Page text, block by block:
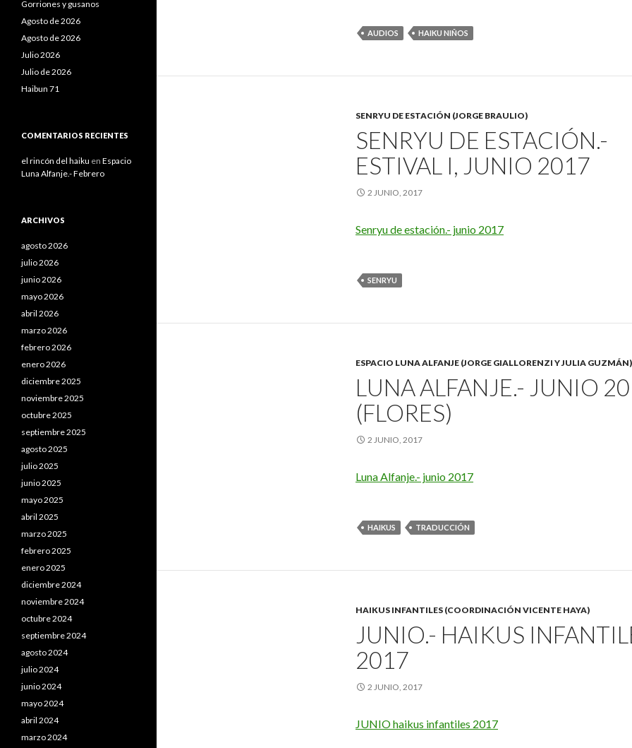
AUDIOS HAIKU NIÑOS
SENRYU DE ESTACIÓN (JORGE BRAULIO)
SENRYU DE ESTACIÓN.-
ESTIVAL I, JUNIO 2017
2 JUNIO, 2017
Senryu de estación.- junio 2017
SENRYU
ESPACIO LUNA ALFANJE (JORGE GIALLORENZI Y JULIA GUZMÁN)
LUNA ALFANJE.- JUNIO
(FLORES)
2 JUNIO, 2017
Luna Alfanje.- junio 2017
HAIKUS TRADUCCIÓN
HAIKUS INFANTILES (COORDINACIÓN VICENTE HAYA)
JUNIO.- HAIKUS
2017
2 JUNIO, 2017
JUNIO haikus infantiles 2017
Gorriones y gusanos
Agosto de 2026
Agosto de 2026
Julio 2026
Julio de 2026
Haibun 71
COMENTARIOS RECIENTES
el rincón del haiku en Espacio
Luna Alfanje.- Febrero
ARCHIVOS
agosto 2026
julio 2026
junio 2026
mayo 2026
abril 2026
marzo 2026
febrero 2026
enero 2026
diciembre 2025
noviembre 2025
octubre 2025
septiembre 2025
agosto 2025
julio 2025
junio 2025
mayo 2025
abril 2025
marzo 2025
febrero 2025
enero 2025
diciembre 2024
noviembre 2024
octubre 2024
septiembre 2024
agosto 2024
julio 2024
junio 2024
mayo 2024
abril 2024
marzo 2024